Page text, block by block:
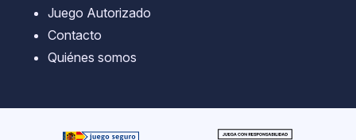
Juego Autorizado
Contacto
Quiénes somos